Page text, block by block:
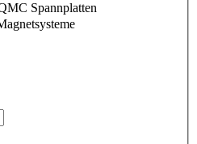
Spannplatten